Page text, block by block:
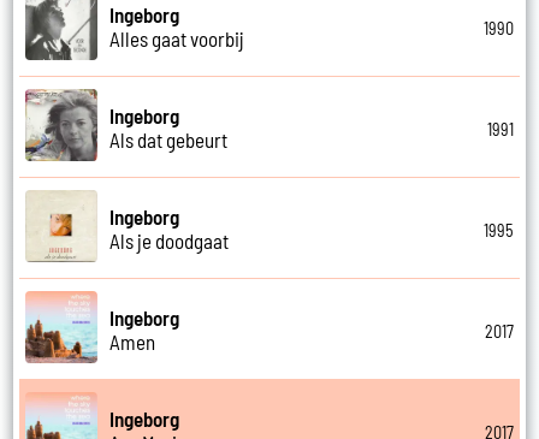
Ingeborg
Alles gaat voorbij
1990
Ingeborg
Als dat gebeurt
1991
Ingeborg
Als je doodgaat
1995
Ingeborg
Amen
2017
Ingeborg
2017